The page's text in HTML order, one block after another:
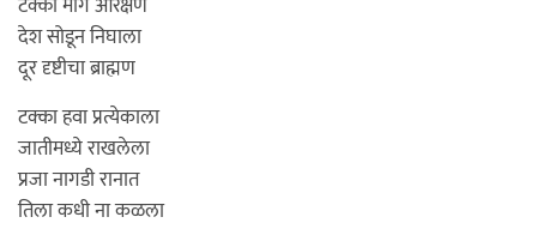
देश सोडून निघाला
दूर दृष्टीचा ब्राह्मण
टक्का हवा प्रत्येकाला
जातीमध्ये राखलेला
प्रजा नागडी रानात
तिला कधी ना कळला